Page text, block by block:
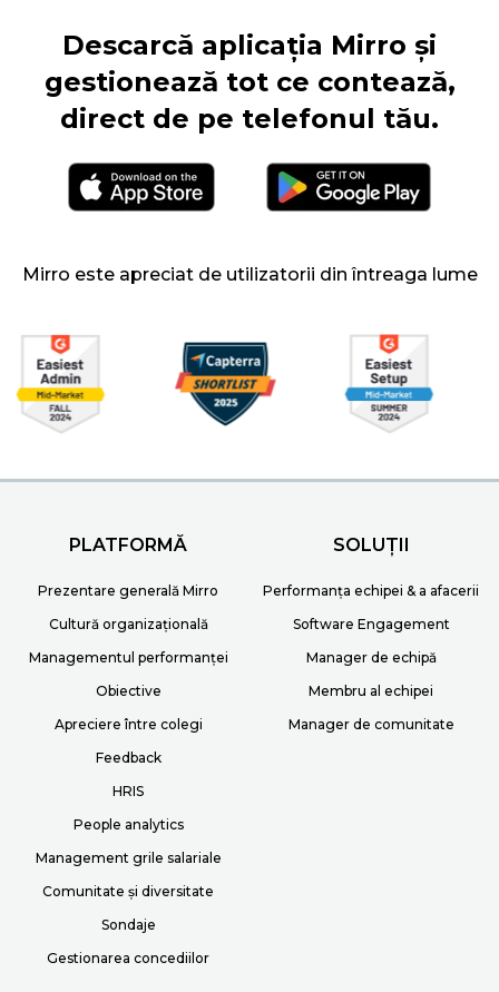
Descarcă aplicația Mirro și
gestionează tot ce contează,
direct de pe telefonul tău.
Mirro este apreciat de utilizatorii din întreaga lume
PLATFORMĂ
Prezentare generală Mirro
Cultură organizațională
Managementul performanței
Obiective
Apreciere între colegi
Feedback
HRIS
People analytics
Management grile salariale
Comunitate și diversitate
Sondaje
Gestionarea concediilor
SOLUȚII
Performanța echipei & a afacerii
Software Engagement
Manager de echipă
Membru al echipei
Manager de comunitate